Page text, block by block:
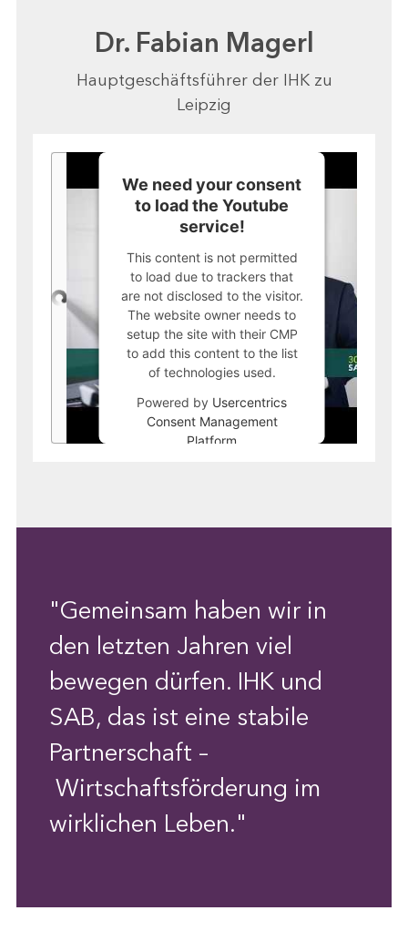
Dr. Fabian Magerl
Hauptgeschäftsführer der IHK zu
Leipzig
We need your consent
to load the Youtube
service!
This content is not permitted
to load due to trackers that
are not disclosed to the visitor.
The website owner needs to
setup the site with their CMP
to add this content to the list
of technologies used.
Powered by Usercentrics
Consent Management
Platform
"Gemeinsam haben wir in
den letzten Jahren viel
bewegen dürfen. IHK und
SAB, das ist eine stabile
Partnerschaft –
Wirtschaftsförderung im
wirklichen Leben."